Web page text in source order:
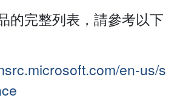
的完整列表，請參考以下
en-us/s